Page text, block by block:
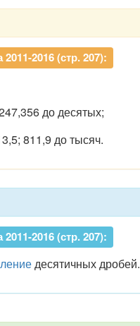
2016 (стр. 207):
до десятых;
811,9 до тысяч.
2016 (стр. 207):
десятичных дробей.